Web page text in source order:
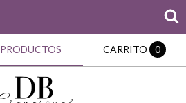
PRODUCTOS CARRITO 0